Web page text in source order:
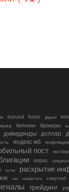
eurusd forex gbpusd
биткоин брокеры
дивиденды доллар
индекс мб
инфляция
пост
опрос
путин раскрытие
сво северсталь смартлаб
трейдинг